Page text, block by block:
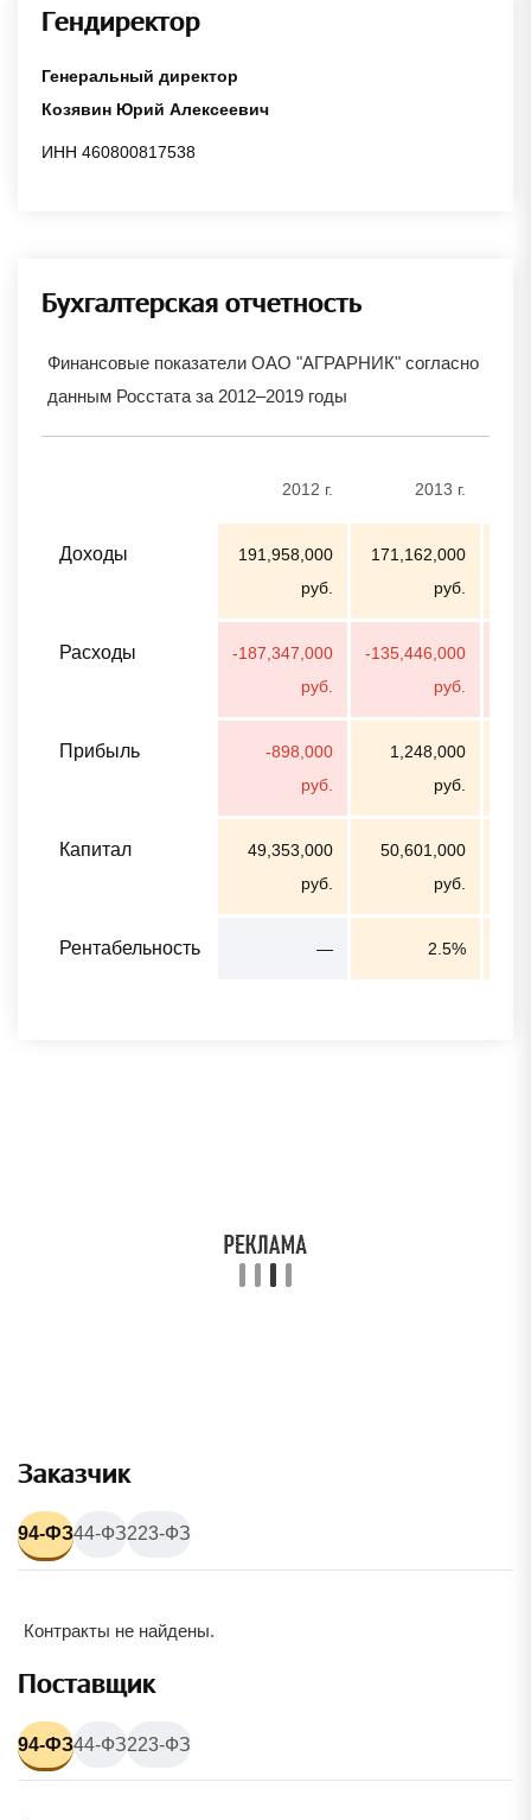
Гендиректор
Генеральный директор
Козявин Юрий Алексеевич
ИНН 460800817538
Бухгалтерская отчетность
Финансовые показатели ОАО "АГРАРНИК" согласно
данным Росстата за 2012–2019 годы
2012 г. 2013 г.
Доходы
191,958,000
руб.
171,162,000
руб.
Расходы
-187,347,000
руб.
-135,446,000
руб.
Прибыль
-898,000
руб.
1,248,000
руб.
Капитал
49,353,000
руб.
50,601,000
руб.
Рентабельность — 2.5%
Заказчик
94-ФЗ44-ФЗ223-ФЗ
Контракты не найдены.
Поставщик
94-ФЗ44-ФЗ223-ФЗ